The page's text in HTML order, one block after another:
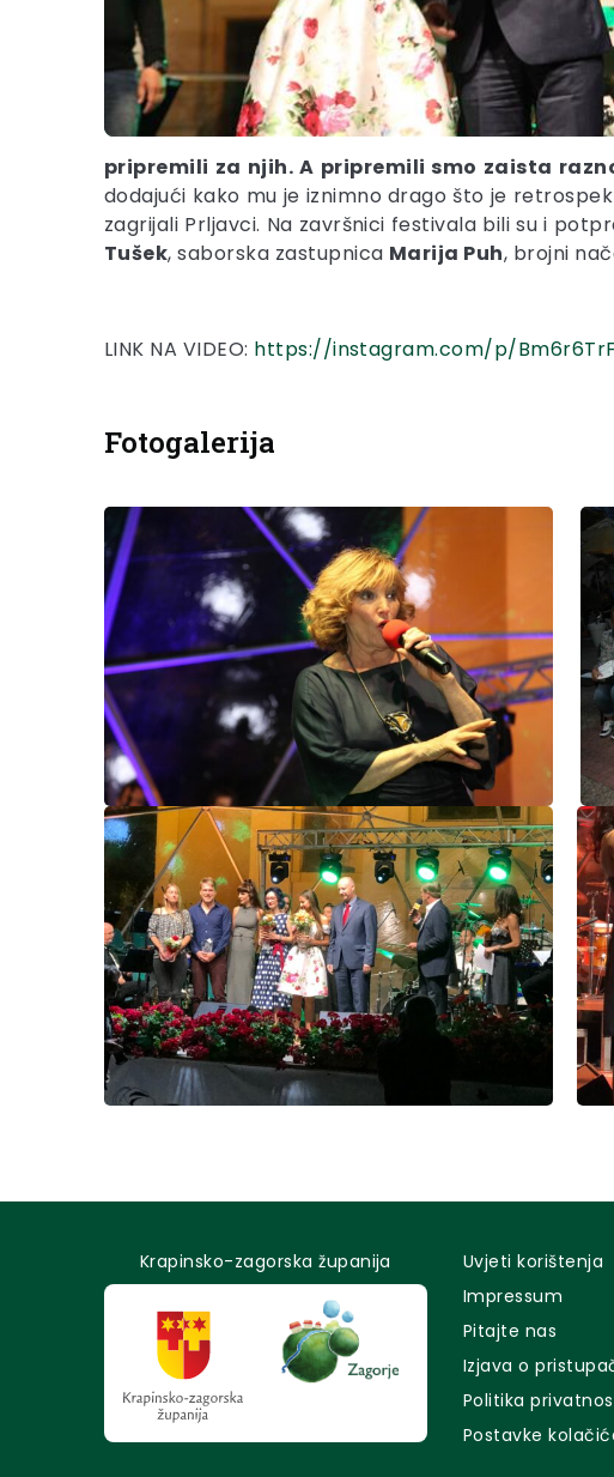
pripremili za njih. A pripremili smo zaista
dodajući kako mu je iznimno drago što je
zagrijali Prljavci. Na završnici festivala bili su i
Tušek, saborska zastupnica Marija Puh, brojni
LINK NA VIDEO: https://instagram.com/p/
Fotogalerija
Krapinsko-zagorska županija
Uvjeti korištenja
Impressum
Pitajte nas
Izjava o
Politika
Postavke